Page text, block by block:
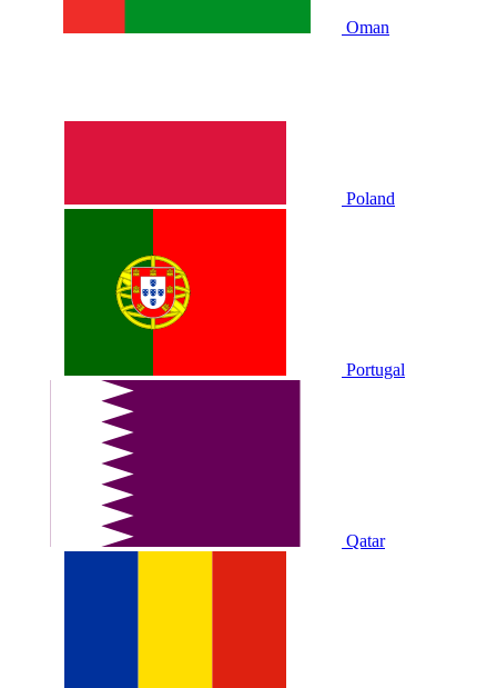
Oman
Poland
Portugal
Qatar